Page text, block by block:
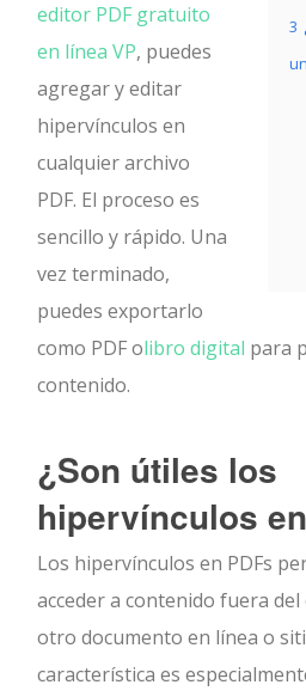
3
editor PDF gratuito
en línea VP, puedes
agregar y editar
hipervínculos en
cualquier archivo
PDF. El proceso es
sencillo y rápido. Una
vez terminado,
puedes exportarlo
como PDF olibro digital para
contenido.
¿Son útiles los
hipervínculos
Los hipervínculos en PDFs
acceder a contenido fuera
otro documento en línea o
característica es